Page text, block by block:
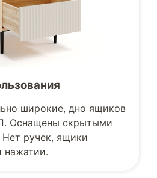
широкие, дно ящиков
Оснащены скрытыми
ручек, ящики
нажатии.